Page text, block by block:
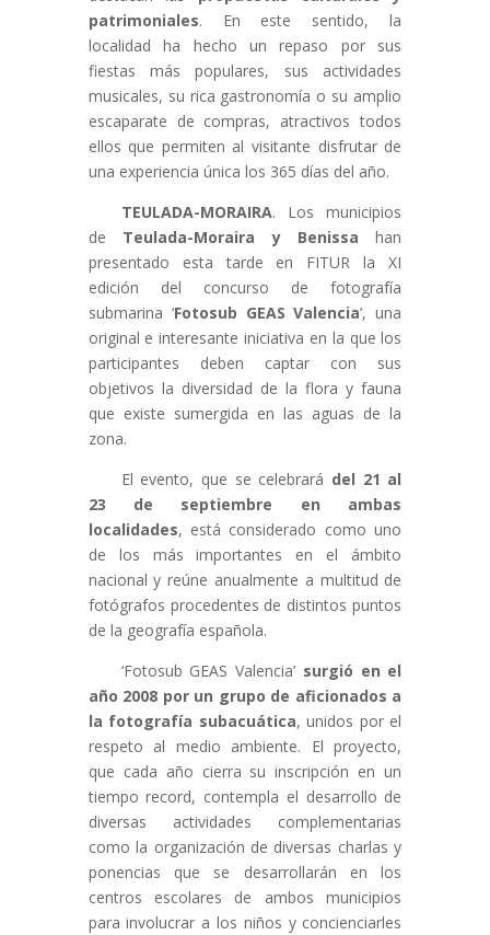
patrimoniales. En este sentido, la
localidad ha hecho un repaso por sus
fiestas más populares, sus actividades
musicales, su rica gastronomía o su amplio
escaparate de compras, atractivos todos
ellos que permiten al visitante disfrutar de
una experiencia única los 365 días del año.
TEULADA-MORAIRA. Los municipios
de Teulada-Moraira y Benissa han
presentado esta tarde en FITUR la XI
edición del concurso de fotografía
submarina ‘Fotosub GEAS Valencia’, una
original e interesante iniciativa en la que los
participantes deben captar con sus
objetivos la diversidad de la flora y fauna
que existe sumergida en las aguas de la
zona.
El evento, que se celebrará del 21 al
23 de septiembre en ambas
localidades, está considerado como uno
de los más importantes en el ámbito
nacional y reúne anualmente a multitud de
fotógrafos procedentes de distintos puntos
de la geografía española.
‘Fotosub GEAS Valencia’ surgió en el
año 2008 por un grupo de aficionados a
la fotografía subacuática, unidos por el
respeto al medio ambiente. El proyecto,
que cada año cierra su inscripción en un
tiempo record, contempla el desarrollo de
diversas actividades complementarias
como la organización de diversas charlas y
ponencias que se desarrollarán en los
centros escolares de ambos municipios
para involucrar a los niños y concienciarles